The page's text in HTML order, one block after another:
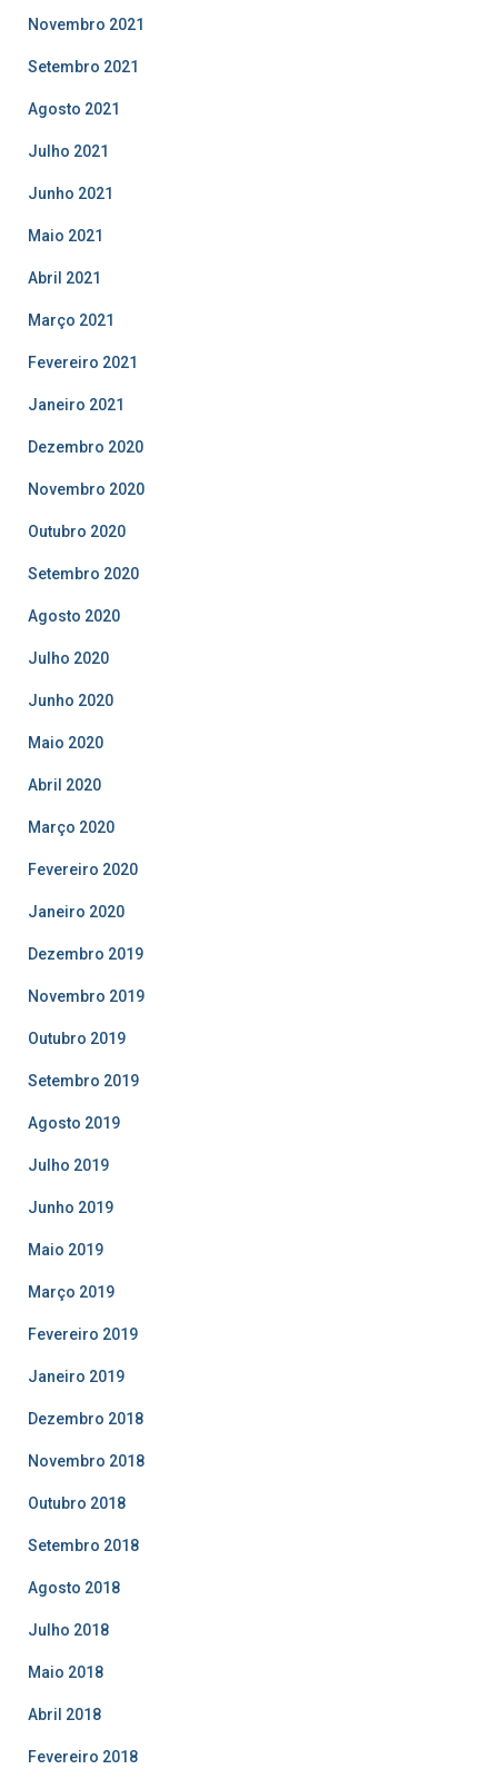
Novembro 2021
Setembro 2021
Agosto 2021
Julho 2021
Junho 2021
Maio 2021
Abril 2021
Março 2021
Fevereiro 2021
Janeiro 2021
Dezembro 2020
Novembro 2020
Outubro 2020
Setembro 2020
Agosto 2020
Julho 2020
Junho 2020
Maio 2020
Abril 2020
Março 2020
Fevereiro 2020
Janeiro 2020
Dezembro 2019
Novembro 2019
Outubro 2019
Setembro 2019
Agosto 2019
Julho 2019
Junho 2019
Maio 2019
Março 2019
Fevereiro 2019
Janeiro 2019
Dezembro 2018
Novembro 2018
Outubro 2018
Setembro 2018
Agosto 2018
Julho 2018
Maio 2018
Abril 2018
Fevereiro 2018